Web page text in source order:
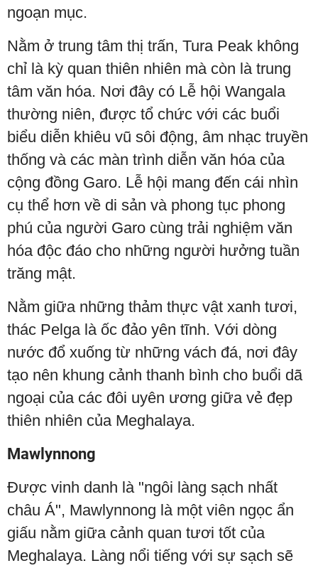
ngoạn mục.
Nằm ở trung tâm thị trấn, Tura Peak không
chỉ là kỳ quan thiên nhiên mà còn là trung
tâm văn hóa. Nơi đây có Lễ hội Wangala
thường niên, được tổ chức với các buổi
biểu diễn khiêu vũ sôi động, âm nhạc truyền
thống và các màn trình diễn văn hóa của
cộng đồng Garo. Lễ hội mang đến cái nhìn
cụ thể hơn về di sản và phong tục phong
phú của người Garo cùng trải nghiệm văn
hóa độc đáo cho những người hưởng tuần
trăng mật.
Nằm giữa những thảm thực vật xanh tươi,
thác Pelga là ốc đảo yên tĩnh. Với dòng
nước đổ xuống từ những vách đá, nơi đây
tạo nên khung cảnh thanh bình cho buổi dã
ngoại của các đôi uyên ương giữa vẻ đẹp
thiên nhiên của Meghalaya.
Mawlynnong
Được vinh danh là "ngôi làng sạch nhất
châu Á", Mawlynnong là một viên ngọc ẩn
giấu nằm giữa cảnh quan tươi tốt của
Meghalaya. Làng nổi tiếng với sự sạch sẽ